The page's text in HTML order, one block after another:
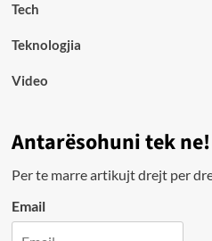
Tech
Teknologjia
Video
Antarësohuni tek ne!
Per te marre artikujt drejt per
Email